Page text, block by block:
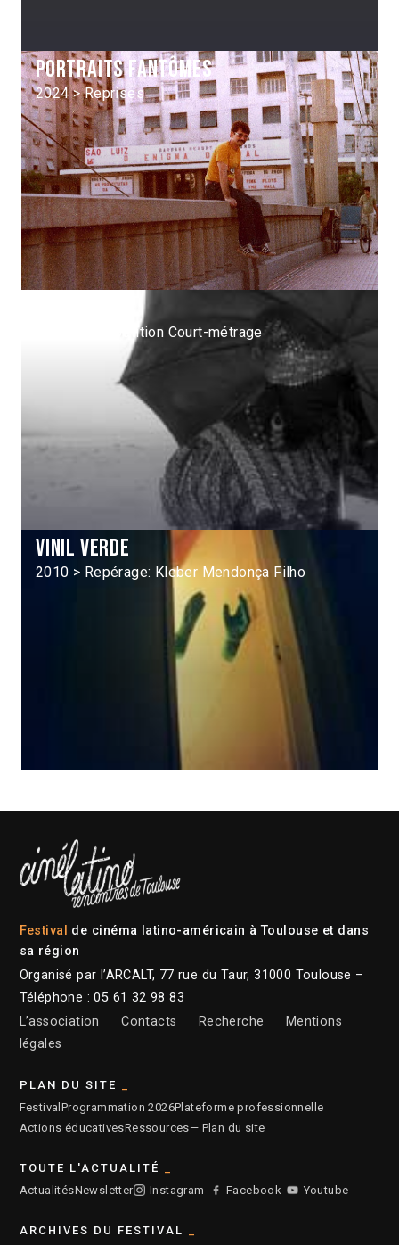
Portraits fantômes
2024 > Reprises
2010 > Compétition Court-métrage
Vinil verde
2010 > Repérage: Kleber Mendonça Filho
Festival de cinéma latino-américain à Toulouse et dans
sa région
Organisé par l’ARCALT, 77 rue du Taur, 31000 Toulouse –
Téléphone : 05 61 32 98 83
L’association
Contacts Recherche
Mentions
légales
PLAN DU SITE
Festival Programmation 2026Plateforme professionnelle
Actions éducativesRessources— Plan du site
TOUTE L'ACTUALITÉ
ActualitésNewsletter Instagram Facebook Youtube
ARCHIVES DU FESTIVAL